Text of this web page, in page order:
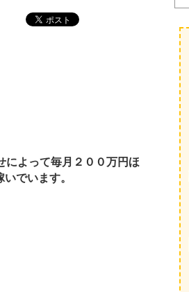
によって毎月２００万円ほ
でいます。